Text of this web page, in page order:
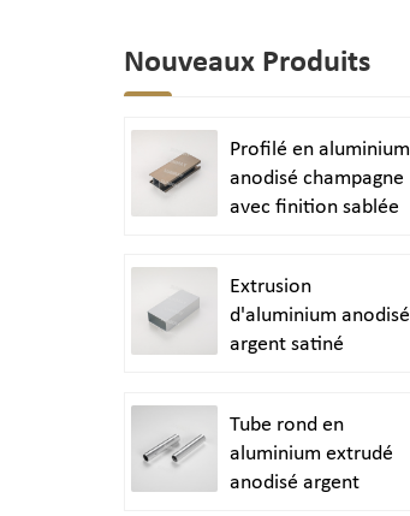
Nouveaux Produits
Profilé en aluminium
anodisé champagne
avec finition sablée
Extrusion
d'aluminium anodisé
argent satiné
Tube rond en
aluminium extrudé
anodisé argent